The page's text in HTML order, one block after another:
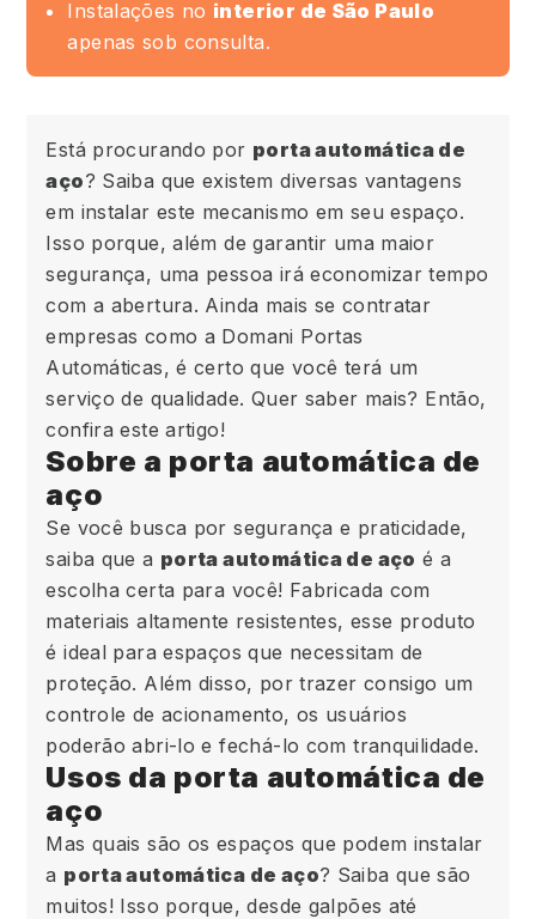
Instalações no interior de São Paulo
apenas sob consulta.
Está procurando por porta automática de
aço? Saiba que existem diversas vantagens
em instalar este mecanismo em seu espaço.
Isso porque, além de garantir uma maior
segurança, uma pessoa irá economizar tempo
com a abertura. Ainda mais se contratar
empresas como a Domani Portas
Automáticas, é certo que você terá um
serviço de qualidade. Quer saber mais? Então,
confira este artigo!
Sobre a porta automática de
aço
Se você busca por segurança e praticidade,
saiba que a porta automática de aço é a
escolha certa para você! Fabricada com
materiais altamente resistentes, esse produto
é ideal para espaços que necessitam de
proteção. Além disso, por trazer consigo um
controle de acionamento, os usuários
poderão abri-lo e fechá-lo com tranquilidade.
Usos da porta automática de
aço
Mas quais são os espaços que podem instalar
a porta automática de aço? Saiba que são
muitos! Isso porque, desde galpões até